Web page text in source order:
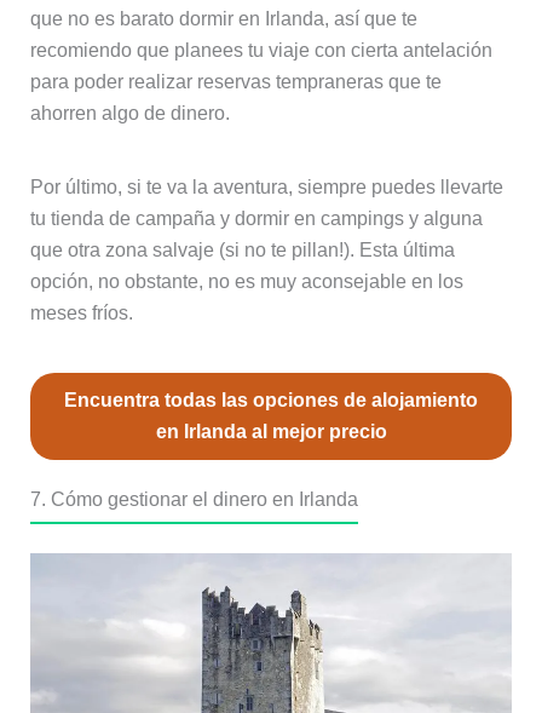
que no es barato dormir en Irlanda, así que te
recomiendo que planees tu viaje con cierta antelación
para poder realizar reservas tempraneras que te
ahorren algo de dinero.
Por último, si te va la aventura, siempre puedes llevarte
tu tienda de campaña y dormir en campings y alguna
que otra zona salvaje (si no te pillan!). Esta última
opción, no obstante, no es muy aconsejable en los
meses fríos.
Encuentra todas las opciones de alojamiento
en Irlanda al mejor precio
7. Cómo gestionar el dinero en Irlanda